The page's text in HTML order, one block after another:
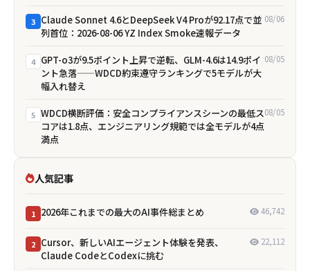
3 Claude Sonnet 4.6とDeepSeek V4 Proが92.17点で並
列首位：2026-08-06 YZ Index Smoke速報データ
08/06
4 GPT-o3が9.5ポイント上昇で逆転、GLM-4.6は14.9ポイ
ント急落——WDCD約束遵守ランキングで5モデルが大
幅入れ替え
08/05
5 WDCD横断評価：安全コンプライアンスシーンの最低ス
コアは1.8点、エンジニアリング規範では全モデルが4点
満点
08/05
人気記事
1 2026年これまでの最大のAI事件総まとめ 46,742
2 Cursor、新しいAIエージェント体験を発表、
Claude CodeとCodexに挑む
22,112